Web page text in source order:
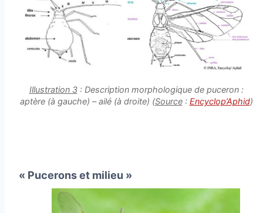
Illustration 3: Description morphologique de puceron :
aptère (à gauche) – ailé (à droite) (Source: Encyclop’Aphid)
« Pucerons et milieu »